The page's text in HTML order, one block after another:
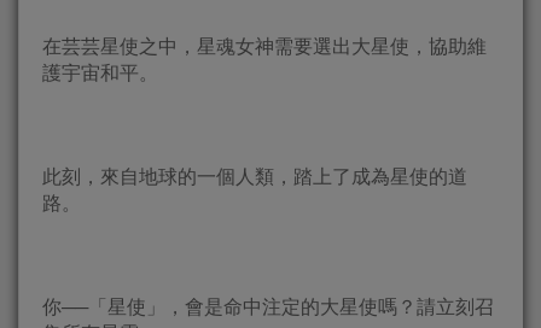
在芸芸星使之中，星魂女神需要選出大星使，協助維
護宇宙和平。
此刻，來自地球的一個人類，踏上了成為星使的道
路。
你──「星使」，會是命中注定的大星使嗎？請立刻召